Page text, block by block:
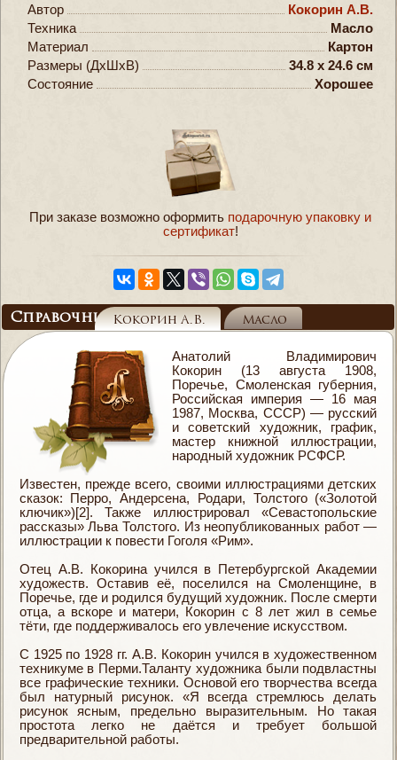
Автор
Кокорин А.В.
Техника
Масло
Материал
Картон
Размеры (ДxШxВ)
34.8 x 24.6 см
Состояние
Хорошее
При заказе возможно оформить подарочную упаковку и
сертификат!
СправочникКокорин А.В. Масло
Анатолий Владимирович
Кокорин (13 августа 1908,
Поречье, Смоленская губерния,
Российская империя — 16 мая
1987, Москва, СССР) — русский
и советский художник, график,
мастер книжной иллюстрации,
народный художник РСФСР.
Известен, прежде всего, своими иллюстрациями детских
сказок: Перро, Андерсена, Родари, Толстого («Золотой
ключик»)[2]. Также иллюстрировал «Севастопольские
рассказы» Льва Толстого. Из неопубликованных работ —
иллюстрации к повести Гоголя «Рим».
Отец А.В. Кокорина учился в Петербургской Академии
художеств. Оставив её, поселился на Смоленщине, в
Поречье, где и родился будущий художник. После смерти
отца, а вскоре и матери, Кокорин с 8 лет жил в семье
тёти, где поддерживалось его увлечение искусством.
С 1925 по 1928 гг. А.В. Кокорин учился в художественном
техникуме в Перми.Таланту художника были подвластны
все графические техники. Основой его творчества всегда
был натурный рисунок. «Я всегда стремлюсь делать
рисунок ясным, предельно выразительным. Но такая
простота легко не даётся и требует большой
предварительной работы.